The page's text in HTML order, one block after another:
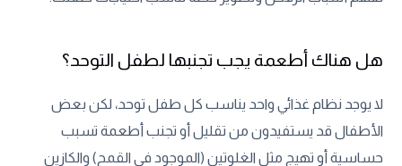
هل هناك أطعمة يجب تجنبها لطفل التوحد؟
لا يوجد نظام غذائي واحد يناسب كل طفل توحد، لكن بعض
الأطفال قد يستفيدون من تقليل أو تجنب أطعمة تسبب
حساسية أو تهيج مثل الغلوتين (الموجود في القمح) والكازين